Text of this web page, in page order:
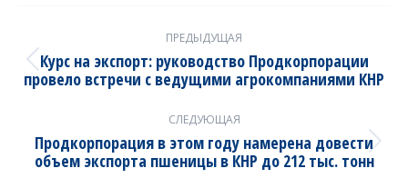
navigation
ПРЕДЫДУЩАЯ
Previous
post:
Курс на экспорт: руководство Продкорпорации
провело встречи с ведущими агрокомпаниями КНР
СЛЕДУЮЩАЯ
Next
post:
Продкорпорация в этом году намерена довести
объем экспорта пшеницы в КНР до 212 тыс. тонн